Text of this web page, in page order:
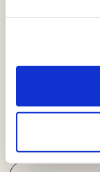
E-mail
This site is